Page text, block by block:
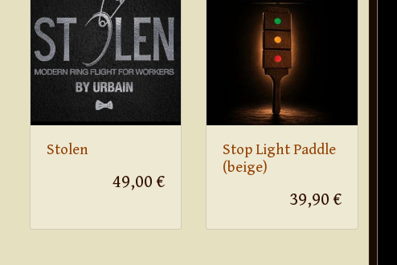
Stolen
49,00 €
Stop Light Paddle
(beige)
39,90 €